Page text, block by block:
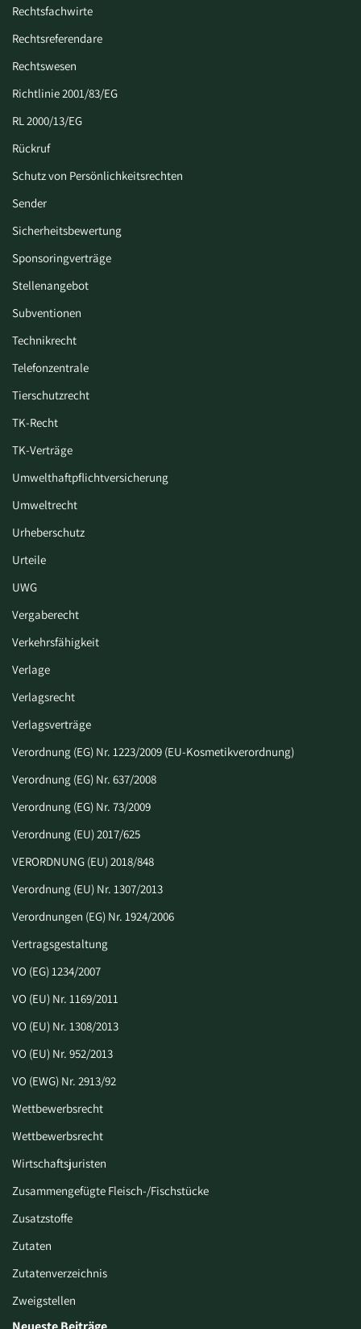
Rechtsfachwirte
Rechtsreferendare
Rechtswesen
Richtlinie 2001/83/EG
RL 2000/13/EG
Rückruf
Schutz von Persönlichkeitsrechten
Sender
Sicherheitsbewertung
Sponsoringverträge
Stellenangebot
Subventionen
Technikrecht
Telefonzentrale
Tierschutzrecht
TK-Recht
TK-Verträge
Umwelthaftpflichtversicherung
Umweltrecht
Urheberschutz
Urteile
UWG
Vergaberecht
Verkehrsfähigkeit
Verlage
Verlagsrecht
Verlagsverträge
Verordnung (EG) Nr. 1223/2009 (EU-Kosmetikverordnung)
Verordnung (EG) Nr. 637/2008
Verordnung (EG) Nr. 73/2009
Verordnung (EU) 2017/625
VERORDNUNG (EU) 2018/848
Verordnung (EU) Nr. 1307/2013
Verordnungen (EG) Nr. 1924/2006
Vertragsgestaltung
VO (EG) 1234/2007
VO (EU) Nr. 1169/2011
VO (EU) Nr. 1308/2013
VO (EU) Nr. 952/2013
VO (EWG) Nr. 2913/92
Wettbewerbsrecht
Wettbewerbsrecht
Wirtschaftsjuristen
Zusammengefügte Fleisch-/Fischstücke
Zusatzstoffe
Zutaten
Zutatenverzeichnis
Zweigstellen